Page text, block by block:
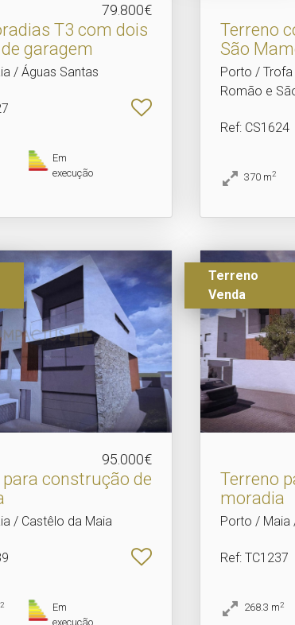
79.800€
T3 com dois
garagem
/ Águas Santas
Em
execução
Terreno
São
Porto /
Romão e
Ref: CS1624
370 m2
95.000€
para construção de
/ Castêlo da Maia
2
Em
execução
Terreno
Venda
Terreno
moradia
Porto / Maia
Ref: TC1237
268.3 m2